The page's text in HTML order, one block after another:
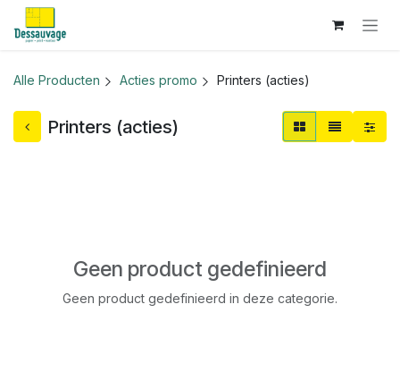
Overslaan naar inhoud
Alle Producten Acties promo Printers (acties)
Printers (acties)
Geen product gedefinieerd
Geen product gedefinieerd in deze categorie.